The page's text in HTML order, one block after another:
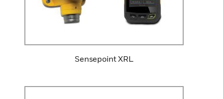
Sensepoint XRL